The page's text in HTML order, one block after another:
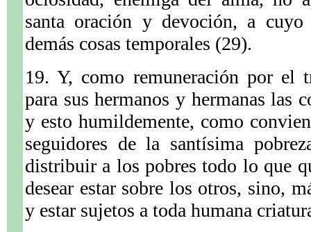
santa oración y devoción, a
demás cosas temporales (29).
19. Y, como remuneración por el
para sus hermanos y hermanas las
y esto humildemente, como
seguidores de la santísima
distribuir a los pobres todo lo que
desear estar sobre los otros, sino,
y estar sujetos a toda humana